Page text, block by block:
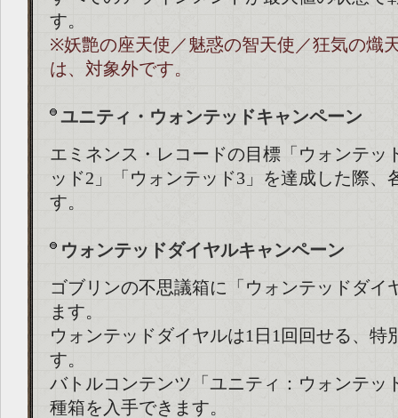
す。
※妖艶の座天使／魅惑の智天使／狂気の熾
は、対象外です。
ユニティ・ウォンテッドキャンペーン
エミネンス・レコードの目標「ウォンテッ
ッド2」「ウォンテッド3」を達成した際、
す。
ウォンテッドダイヤルキャンペーン
ゴブリンの不思議箱に「ウォンテッドダイ
ます。
ウォンテッドダイヤルは1日1回回せる、特
す。
バトルコンテンツ「ユニティ：ウォンテッ
種箱を入手できます。